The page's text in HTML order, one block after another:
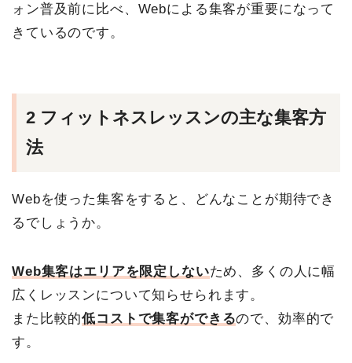
ォン普及前に比べ、Webによる集客が重要になって
きているのです。
2 フィットネスレッスンの主な集客方
法
Webを使った集客をすると、どんなことが期待でき
るでしょうか。
Web集客はエリアを限定しないため、多くの人に幅
広くレッスンについて知らせられます。
また比較的低コストで集客ができるので、効率的で
す。